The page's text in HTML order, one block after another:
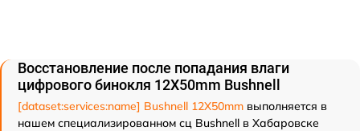
Восстановление после попадания влаги
цифрового бинокля 12X50mm Bushnell
[dataset:services:name] Bushnell 12X50mm выполняется в
нашем специализированном сц Bushnell в Хабаровске